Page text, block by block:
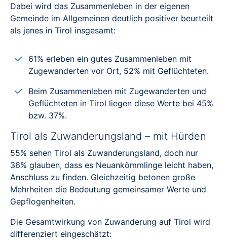
Dabei wird das Zusammenleben in der eigenen
Gemeinde im Allgemeinen deutlich positiver beurteilt
als jenes in Tirol insgesamt:
61% erleben ein gutes Zusammenleben mit
Zugewanderten vor Ort, 52% mit Geflüchteten.
Beim Zusammenleben mit Zugewanderten und
Geflüchteten in Tirol liegen diese Werte bei 45%
bzw. 37%.
Tirol als Zuwanderungsland – mit Hürden
55% sehen Tirol als Zuwanderungsland, doch nur
36% glauben, dass es Neuankömmlinge leicht haben,
Anschluss zu finden. Gleichzeitig betonen große
Mehrheiten die Bedeutung gemeinsamer Werte und
Gepflogenheiten.
Die Gesamtwirkung von Zuwanderung auf Tirol wird
differenziert eingeschätzt: